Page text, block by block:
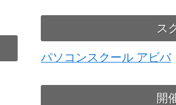
ス
パソコンスクール アビバ
開